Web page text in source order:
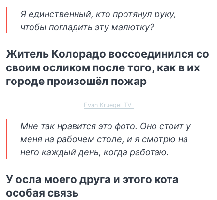
Я единственный, кто протянул руку,
чтобы погладить эту малютку?
Житель Колорадо воссоединился со
своим осликом после того, как в их
городе произошёл пожар
Evan Kruegel TV
Мне так нравится это фото. Оно стоит у
меня на рабочем столе, и я смотрю на
него каждый день, когда работаю.
У осла моего друга и этого кота
особая связь